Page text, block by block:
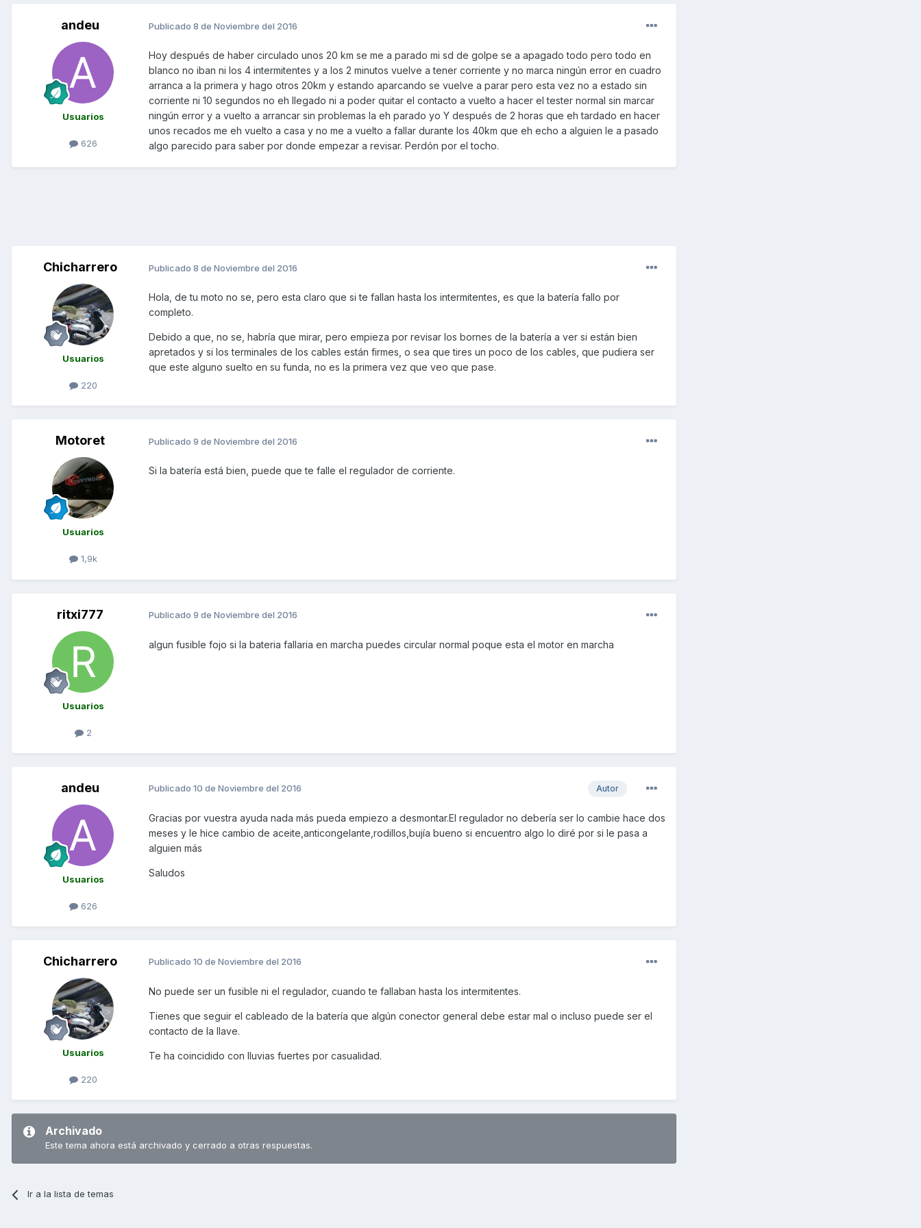
andeu
Usuarios
626
Publicado 8 de Noviembre del 2016
Hoy después de haber circulado unos 20 km se me a parado mi sd de golpe se a apagado todo pero todo en
blanco no iban ni los 4 intermitentes y a los 2 minutos vuelve a tener corriente y no marca ningún error en cuadro
arranca a la primera y hago otros 20km y estando aparcando se vuelve a parar pero esta vez no a estado sin
corriente ni 10 segundos no eh llegado ni a poder quitar el contacto a vuelto a hacer el tester normal sin marcar
ningún error y a vuelto a arrancar sin problemas la eh parado yo Y después de 2 horas que eh tardado en hacer
unos recados me eh vuelto a casa y no me a vuelto a fallar durante los 40km que eh echo a alguien le a pasado
algo parecido para saber por donde empezar a revisar. Perdón por el tocho.
Chicharrero
Usuarios
220
Publicado 8 de Noviembre del 2016
Hola, de tu moto no se, pero esta claro que si te fallan hasta los intermitentes, es que la batería fallo por
completo.
Debido a que, no se, habría que mirar, pero empieza por revisar los bornes de la batería a ver si están bien
apretados y si los terminales de los cables están firmes, o sea que tires un poco de los cables, que pudiera ser
que este alguno suelto en su funda, no es la primera vez que veo que pase.
Motoret
Usuarios
1,9k
Publicado 9 de Noviembre del 2016
Si la batería está bien, puede que te falle el regulador de corriente.
ritxi777
Usuarios
2
Publicado 9 de Noviembre del 2016
algun fusible fojo si la bateria fallaria en marcha puedes circular normal poque esta el motor en marcha
andeu
Usuarios
626
Autor
Publicado 10 de Noviembre del 2016
Gracias por vuestra ayuda nada más pueda empiezo a desmontar.El regulador no debería ser lo cambie hace dos
meses y le hice cambio de aceite,anticongelante,rodillos,bujía bueno si encuentro algo lo diré por si le pasa a
alguien más
Saludos
Chicharrero
Usuarios
220
Publicado 10 de Noviembre del 2016
No puede ser un fusible ni el regulador, cuando te fallaban hasta los intermitentes.
Tienes que seguir el cableado de la batería que algún conector general debe estar mal o incluso puede ser el
contacto de la llave.
Te ha coincidido con lluvias fuertes por casualidad.
Archivado
Este tema ahora está archivado y cerrado a otras respuestas.
Ir a la lista de temas